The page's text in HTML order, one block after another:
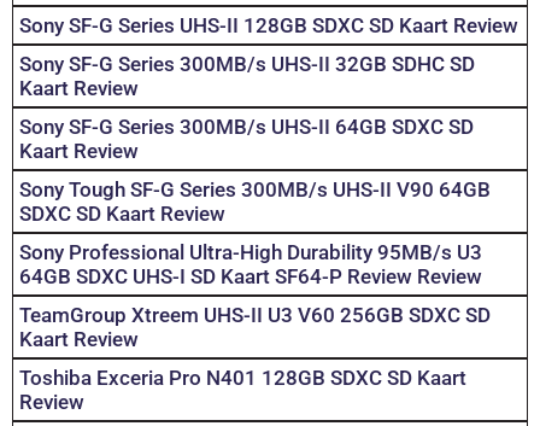
Sony SF-G Series UHS-II 128GB SDXC SD Kaart Review
Sony SF-G Series 300MB/s UHS-II 32GB SDHC SD
Kaart Review
Sony SF-G Series 300MB/s UHS-II 64GB SDXC SD
Kaart Review
Sony Tough SF-G Series 300MB/s UHS-II V90 64GB
SDXC SD Kaart Review
Sony Professional Ultra-High Durability 95MB/s U3
64GB SDXC UHS-I SD Kaart SF64-P Review Review
TeamGroup Xtreem UHS-II U3 V60 256GB SDXC SD
Kaart Review
Toshiba Exceria Pro N401 128GB SDXC SD Kaart
Review